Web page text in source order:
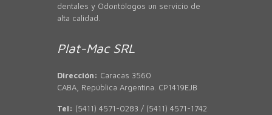
dentales y Odontólogos un servicio de
alta calidad.
Plat-Mac SRL
Dirección: Caracas 3560
CABA, República Argentina. CP1419EJB
Tel: (5411) 4571-0283 / (5411) 4571-1742